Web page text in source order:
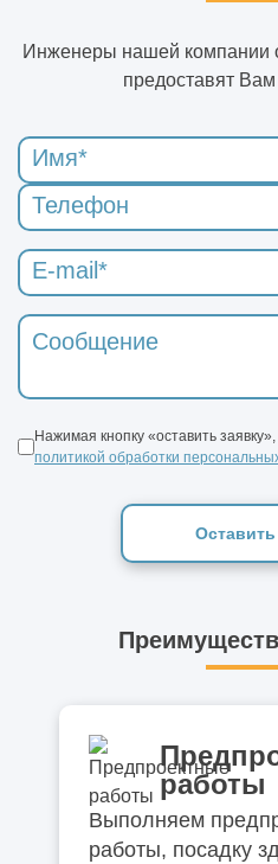
Инженеры нашей компании
предоставят
Нажимая кнопку «оставить
политикой обработки
Оставить
работы
Выполняем
работы, посадку